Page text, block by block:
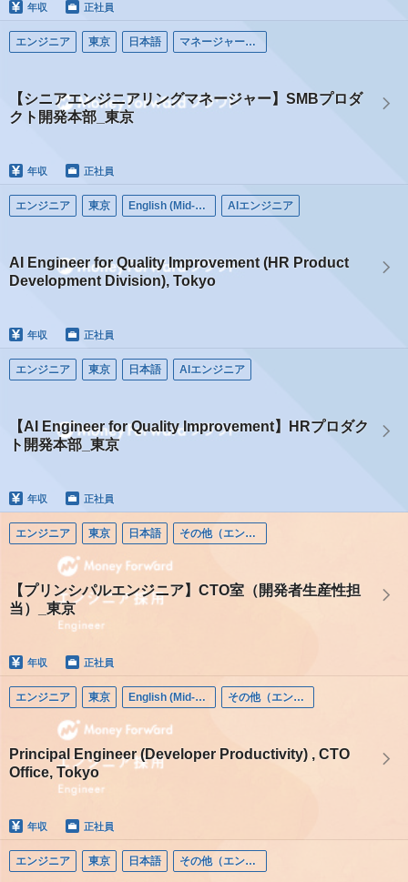
年収 正社員
エンジニア 東京 日本語 マネージャー（エンジニア）
【シニアエンジニアリングマネージャー】SMBプロダ
クト開発本部_東京
年収 正社員
エンジニア 東京 English (Mid-career) AIエンジニア
AI Engineer for Quality Improvement (HR Product
Development Division), Tokyo
年収 正社員
エンジニア 東京 日本語 AIエンジニア
【AI Engineer for Quality Improvement】HRプロダク
ト開発本部_東京
年収 正社員
エンジニア 東京 日本語 その他（エンジニア）
【プリンシパルエンジニア】CTO室（開発者生産性担
当）_東京
年収 正社員
エンジニア 東京 English (Mid-career) その他（エンジニア）
Principal Engineer (Developer Productivity) , CTO
Office, Tokyo
年収 正社員
エンジニア 東京 日本語 その他（エンジニア）